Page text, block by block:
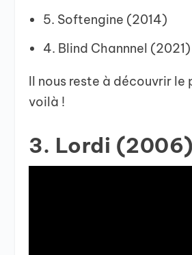
5. Softengine (2014)
4. Blind Channnel (2021)
Il nous reste à découvrir le
voilà !
3. Lordi (2006)